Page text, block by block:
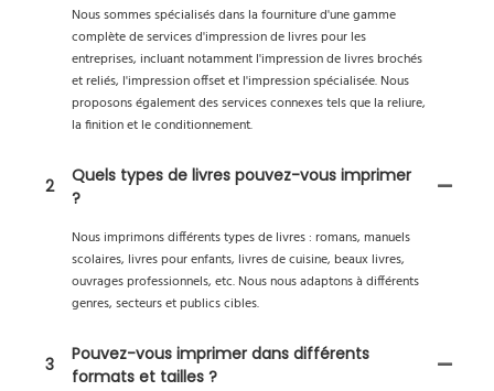
Nous sommes spécialisés dans la fourniture d'une gamme
complète de services d'impression de livres pour les
entreprises, incluant notamment l'impression de livres brochés
et reliés, l'impression offset et l'impression spécialisée. Nous
proposons également des services connexes tels que la reliure,
la finition et le conditionnement.
2
Quels types de livres pouvez-vous imprimer
?
Nous imprimons différents types de livres : romans, manuels
scolaires, livres pour enfants, livres de cuisine, beaux livres,
ouvrages professionnels, etc. Nous nous adaptons à différents
genres, secteurs et publics cibles.
3
Pouvez-vous imprimer dans différents
formats et tailles ?